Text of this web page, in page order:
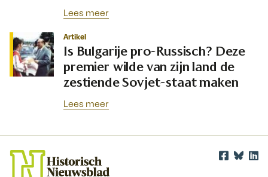
Lees meer
Artikel
Is Bulgarije pro-Russisch? Deze
premier wilde van zijn land de
zestiende Sovjet-staat maken
Lees meer